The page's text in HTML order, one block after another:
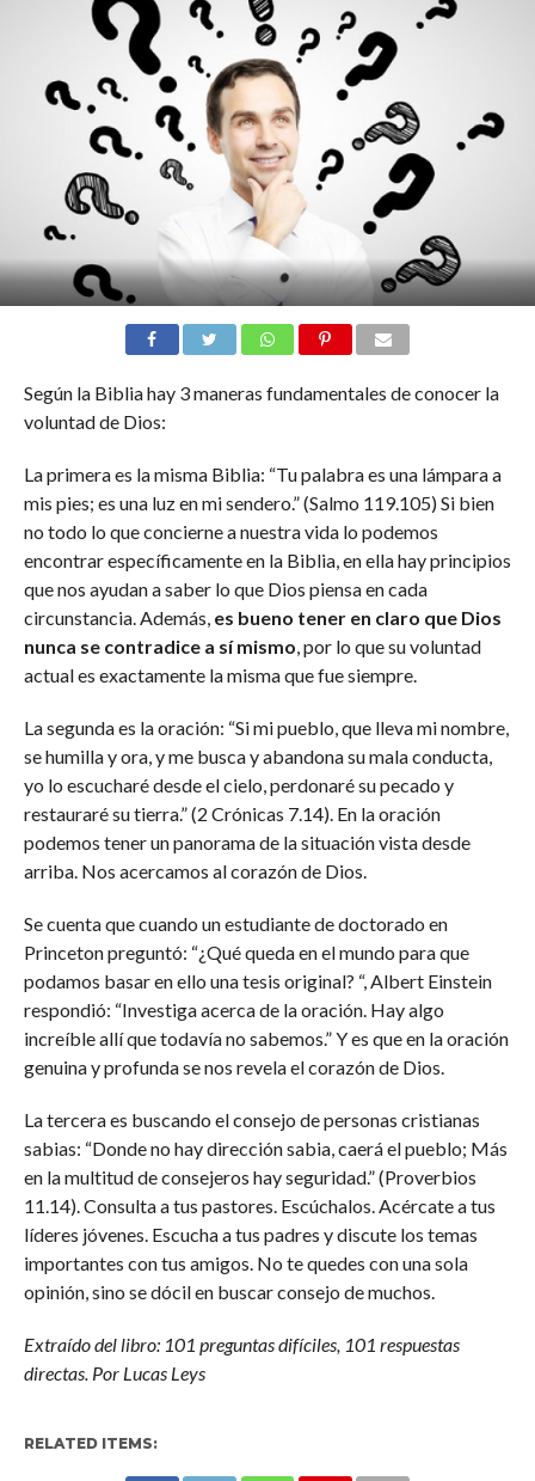
Según la Biblia hay 3 maneras fundamentales de conocer la
voluntad de Dios:
La primera es la misma Biblia: “Tu palabra es una lámpara a
mis pies; es una luz en mi sendero.” (Salmo 119.105) Si bien
no todo lo que concierne a nuestra vida lo podemos
encontrar específicamente en la Biblia, en ella hay principios
que nos ayudan a saber lo que Dios piensa en cada
circunstancia. Además, es bueno tener en claro que Dios
nunca se contradice a sí mismo, por lo que su voluntad
actual es exactamente la misma que fue siempre.
La segunda es la oración: “Si mi pueblo, que lleva mi nombre,
se humilla y ora, y me busca y abandona su mala conducta,
yo lo escucharé desde el cielo, perdonaré su pecado y
restauraré su tierra.” (2 Crónicas 7.14). En la oración
podemos tener un panorama de la situación vista desde
arriba. Nos acercamos al corazón de Dios.
Se cuenta que cuando un estudiante de doctorado en
Princeton preguntó: “¿Qué queda en el mundo para que
podamos basar en ello una tesis original? “, Albert Einstein
respondió: “Investiga acerca de la oración. Hay algo
increíble allí que todavía no sabemos.” Y es que en la oración
genuina y profunda se nos revela el corazón de Dios.
La tercera es buscando el consejo de personas cristianas
sabias: “Donde no hay dirección sabia, caerá el pueblo; Más
en la multitud de consejeros hay seguridad.” (Proverbios
11.14). Consulta a tus pastores. Escúchalos. Acércate a tus
líderes jóvenes. Escucha a tus padres y discute los temas
importantes con tus amigos. No te quedes con una sola
opinión, sino se dócil en buscar consejo de muchos.
Extraído del libro: 101 preguntas difíciles, 101 respuestas
directas. Por Lucas Leys
RELATED ITEMS: